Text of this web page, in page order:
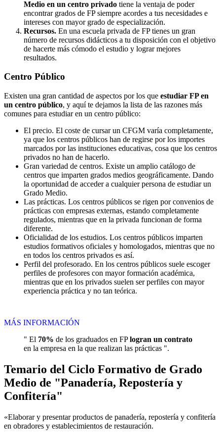
Medio en un centro privado tiene la ventaja de poder
encontrar grados de FP siempre acordes a tus necesidades e
intereses con mayor grado de especialización.
Recursos. En una escuela privada de FP tienes un gran
número de recursos didácticos a tu disposición con el objetivo
de hacerte más cómodo el estudio y lograr mejores
resultados.
Centro Público
Existen una gran cantidad de aspectos por los que estudiar FP en
un centro público, y aquí te dejamos la lista de las razones más
comunes para estudiar en un centro público:
El precio. El coste de cursar un CFGM varía completamente,
ya que los centros públicos han de regirse por los importes
marcados por las instituciones educativas, cosa que los centros
privados no han de hacerlo.
Gran variedad de centros. Existe un amplio catálogo de
centros que imparten grados medios geográficamente. Dando
la oportunidad de acceder a cualquier persona de estudiar un
Grado Medio.
Las prácticas. Los centros públicos se rigen por convenios de
prácticas con empresas externas, estando completamente
regulados, mientras que en la privada funcionan de forma
diferente.
Oficialidad de los estudios. Los centros públicos imparten
estudios formativos oficiales y homologados, mientras que no
en todos los centros privados es así.
Perfil del profesorado. En los centros públicos suele escoger
perfiles de profesores con mayor formación académica,
mientras que en los privados suelen ser perfiles con mayor
experiencia práctica y no tan teórica.
MÁS INFORMACIÓN
" El 70% de los graduados en FPlogran un contrato
en la empresa en la que realizan las prácticas ".
Temario del Ciclo Formativo de Grado
Medio de "Panadería, Repostería y
Confitería"
«Elaborar y presentar productos de panadería, repostería y confitería
en obradores y establecimientos de restauración.